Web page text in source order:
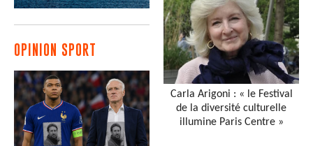
OPINION SPORT
Carla Arigoni : « le Festival
de la diversité culturelle
illumine Paris Centre »